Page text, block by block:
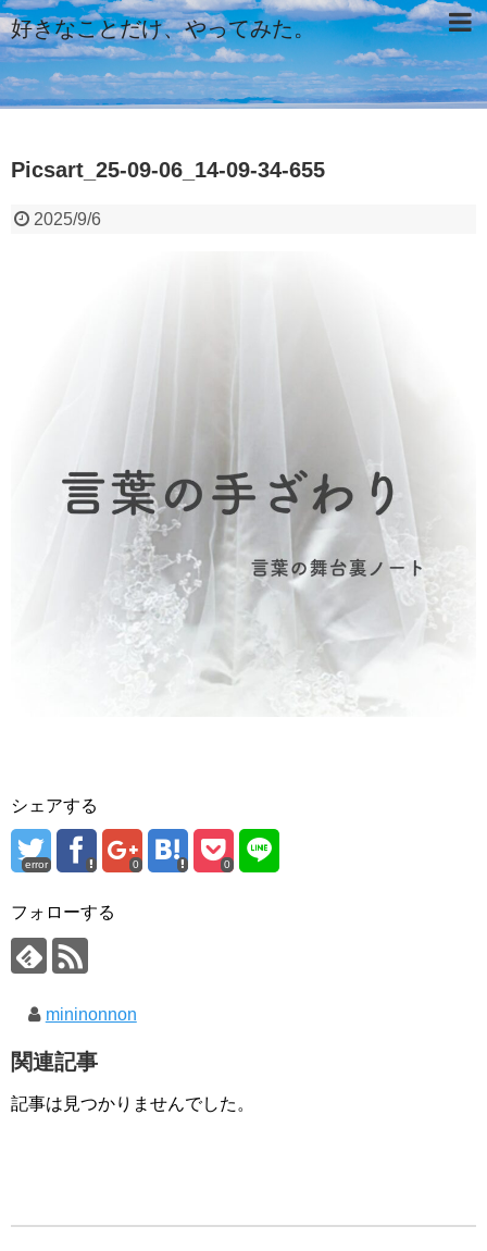
好きなことだけ、やってみた。
Picsart_25-09-06_14-09-34-655
2025/9/6
シェアする
error 0 0
フォローする
mininonnon
関連記事
記事は見つかりませんでした。